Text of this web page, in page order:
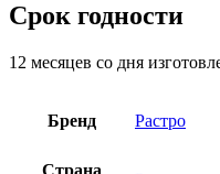
Срок годности
12 месяцев со дня
Бренд Растро
Страна